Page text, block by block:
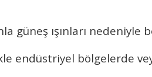
güneş ışınları nedeniyle
endüstriyel bölgelerde